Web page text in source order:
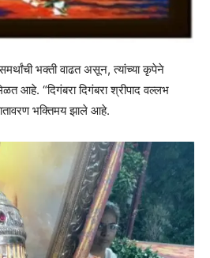
समर्थांची भक्ती वाढत असून, त्यांच्या कृपेने
आहे. “दिगंबरा दिगंबरा श्रीपाद वल्लभ
भक्तिमय झाले आहे.